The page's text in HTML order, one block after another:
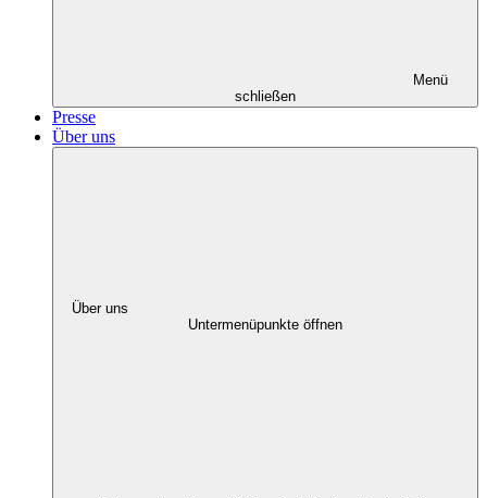
Menü
schließen
Presse
Über uns
Über uns
Untermenüpunkte öffnen